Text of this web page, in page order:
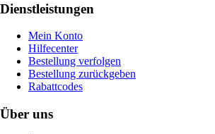
Dienstleistungen
Mein Konto
Hilfecenter
Bestellung verfolgen
Bestellung zurückgeben
Rabattcodes
Über uns